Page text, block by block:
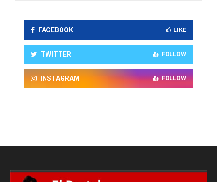
FACEBOOK LIKE
TWITTER FOLLOW
INSTAGRAM FOLLOW